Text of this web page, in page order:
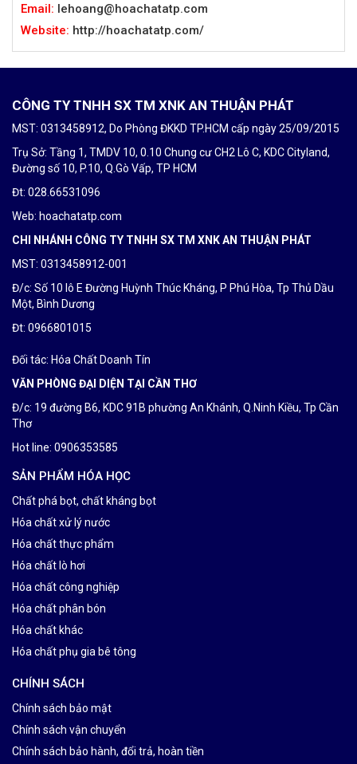
Email: lehoang@hoachatatp.com
Website: http://hoachatatp.com/
CÔNG TY TNHH SX TM XNK AN THUẬN PHÁT
MST: 0313458912, Do Phòng ĐKKD TP.HCM cấp ngày 25/09/2015
Trụ Sở: Tầng 1, TMDV 10, 0.10 Chung cư CH2 Lô C, KDC Cityland,
Đường số 10, P.10, Q.Gò Vấp, TP HCM
Đt: 028.66531096
Web: hoachatatp.com
CHI NHÁNH CÔNG TY TNHH SX TM XNK AN THUẬN PHÁT
MST: 0313458912-001
Đ/c: Số 10 lô E Đường Huỳnh Thúc Kháng, P Phú Hòa, Tp Thủ Dầu
Một, Bình Dương
Đt: 0966801015
Đối tác: Hóa Chất Doanh Tín
VĂN PHÒNG ĐẠI DIỆN TẠI CẦN THƠ
Đ/c: 19 đường B6, KDC 91B phường An Khánh, Q.Ninh Kiều, Tp Cần
Thơ
Hot line: 0906353585
SẢN PHẨM HÓA HỌC
Chất phá bọt, chất kháng bọt
Hóa chất xử lý nước
Hóa chất thực phẩm
Hóa chất lò hơi
Hóa chất công nghiệp
Hóa chất phân bón
Hóa chất khác
Hóa chất phụ gia bê tông
CHÍNH SÁCH
Chính sách bảo mật
Chính sách vận chuyển
Chính sách bảo hành, đổi trả, hoàn tiền